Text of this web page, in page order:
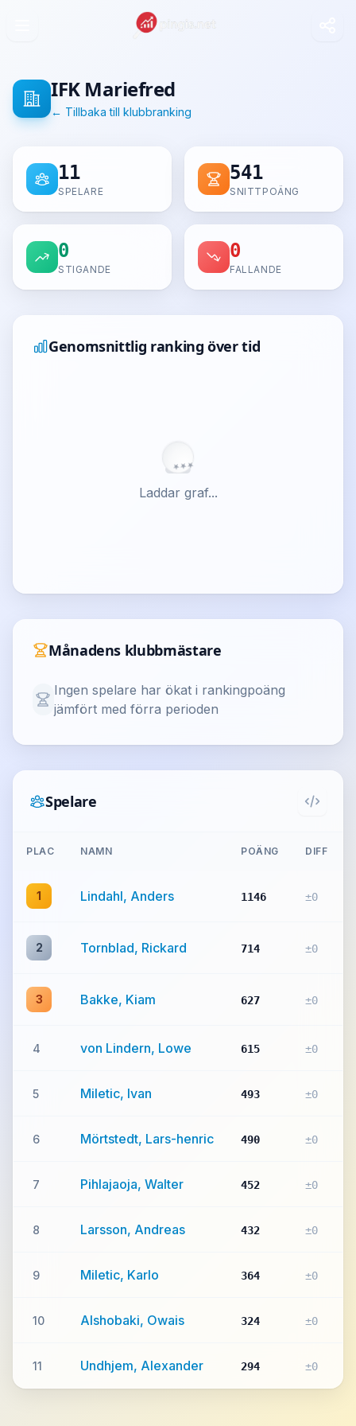
IFK Mariefred
← Tillbaka till klubbranking
11
SPELARE
541
SNITTPOÄNG
0
STIGANDE
0
FALLANDE
Genomsnittlig ranking över tid
Laddar graf...
Månadens klubbmästare
Ingen spelare har ökat i rankingpoäng
jämfört med förra perioden
Spelare
PLAC NAMN POÄNG DIFF
1 Lindahl, Anders 1146 ±0
2 Tornblad, Rickard 714 ±0
3 Bakke, Kiam 627 ±0
4 von Lindern, Lowe 615 ±0
5 Miletic, Ivan 493 ±0
6 Mörtstedt, Lars-henric 490 ±0
7 Pihlajaoja, Walter 452 ±0
8 Larsson, Andreas 432 ±0
9 Miletic, Karlo 364 ±0
10 Alshobaki, Owais 324 ±0
11 Undhjem, Alexander 294 ±0